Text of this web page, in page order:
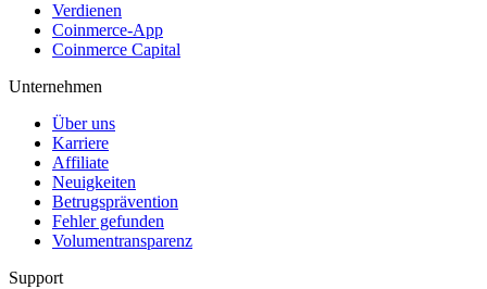
Verdienen
Coinmerce-App
Coinmerce Capital
Unternehmen
Über uns
Karriere
Affiliate
Neuigkeiten
Betrugsprävention
Fehler gefunden
Volumentransparenz
Support